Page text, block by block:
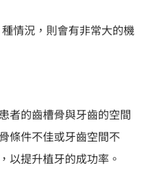
情況，則會有非常大的機
者的齒槽骨與牙齒的空間
條件不佳或牙齒空間不
以提升植牙的成功率。